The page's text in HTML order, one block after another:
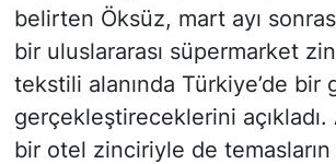
belirten Öksüz, mart ayı
bir uluslararası süpermarket
tekstili alanında Türkiye’de bir
gerçekleştireceklerini açıkladı.
bir otel zinciriyle de temasların